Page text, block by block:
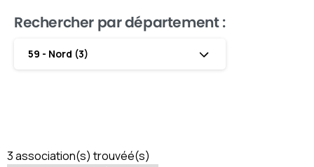
Rechercher par département :
59 - Nord (3)
3 association(s) trouvéé(s)